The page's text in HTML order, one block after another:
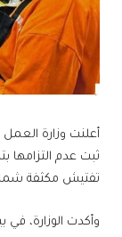
ثبت عدم التزامها
تفتيش مكثفة شملت 1516 منشأة على مستوى
وأكدت الوزارة،